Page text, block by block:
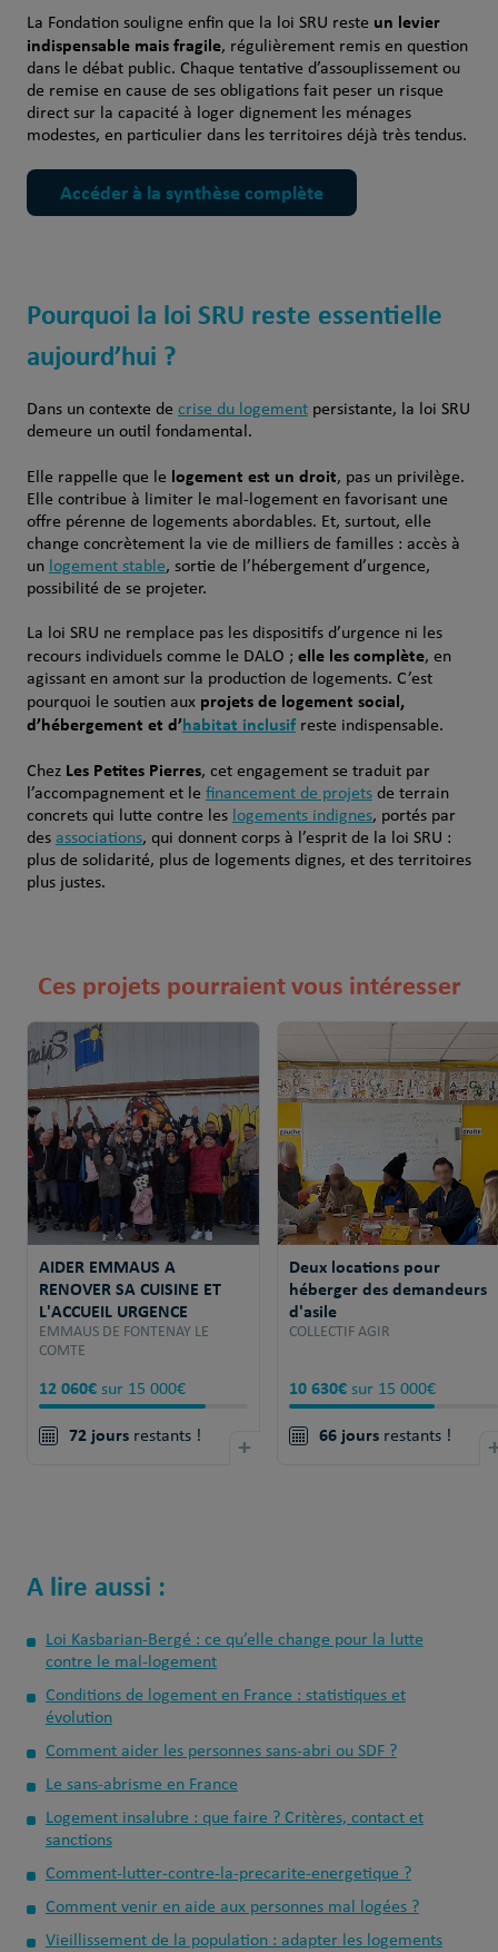
La Fondation souligne enfin que la loi SRU reste un levier
indispensable mais fragile, régulièrement remis en question
dans le débat public. Chaque tentative d’assouplissement ou
de remise en cause de ses obligations fait peser un risque
direct sur la capacité à loger dignement les ménages
modestes, en particulier dans les territoires déjà très tendus.
Accéder à la synthèse complète
Pourquoi la loi SRU reste essentielle
aujourd’hui ?
Dans un contexte de crise du logementpersistante, la loi SRU
demeure un outil fondamental.
Elle rappelle que le logement est un droit, pas un privilège.
Elle contribue à limiter le mal‑logement en favorisant une
offre pérenne de logements abordables. Et, surtout, elle
change concrètement la vie de milliers de familles : accès à
un logement stable, sortie de l’hébergement d’urgence,
possibilité de se projeter.
La loi SRU ne remplace pas les dispositifs d’urgence ni les
recours individuels comme le DALO ; elle les complète, en
agissant en amont sur la production de logements. C’est
pourquoi le soutien aux projets de logement social,
d’hébergement et d’habitat inclusifreste indispensable.
Chez Les Petites Pierres, cet engagement se traduit par
l’accompagnement et le financement de projetsde terrain
concrets qui lutte contre les logements indignes, portés par
des associations, qui donnent corps à l’esprit de la loi SRU :
plus de solidarité, plus de logements dignes, et des territoires
plus justes.
Ces projets pourraient vous intéresser
AIDER EMMAUS A
RENOVER SA CUISINE ET
L'ACCUEIL URGENCE
EMMAUS DE FONTENAY LE
COMTE
12 060€sur 15 000€
72 joursrestants ! +
Deux locations pour
héberger des demandeurs
d'asile
COLLECTIF AGIR
10 630€sur 15 000€
66 joursrestants !
A lire aussi :
Loi Kasbarian‑Bergé : ce qu’elle change pour la lutte
contre le mal‑logement
Conditions de logement en France : statistiques et
évolution
Comment aider les personnes sans-abri ou SDF ?
Le sans-abrisme en France
Logement insalubre : que faire ? Critères, contact et
sanctions
Comment-lutter-contre-la-precarite-energetique ?
Comment venir en aide aux personnes mal logées ?
Vieillissement de la population : adapter les logements